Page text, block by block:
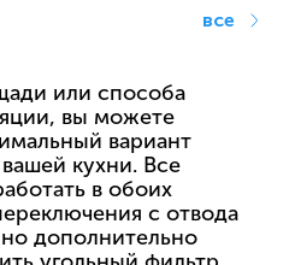
все
или способа
вы можете
вариант
кухни. Все
в обоих
с отвода
дополнительно